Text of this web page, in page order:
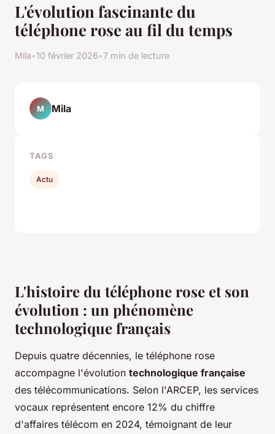
L'évolution fascinante du
téléphone rose au fil du temps
Mila•10 février 2026•7 min de lecture
L'histoire du téléphone rose et son
évolution : un phénomène
technologique français
Depuis quatre décennies, le téléphone rose
accompagne l'évolution technologique française
des télécommunications. Selon l'ARCEP, les services
vocaux représentent encore 12% du chiffre
d'affaires télécom en 2024, témoignant de leur
M Mila
TAGS
Actu